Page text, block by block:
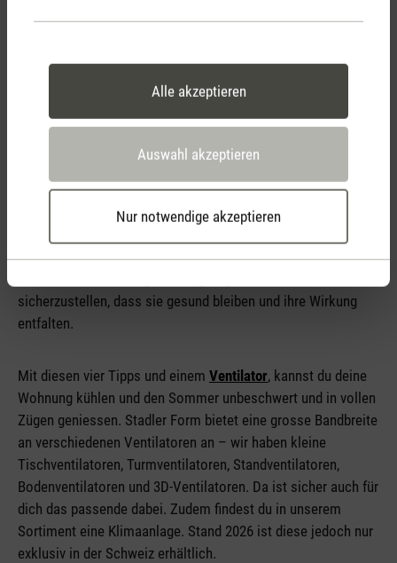
Alle akzeptieren
Auswahl akzeptieren
Nur notwendige akzeptieren
Pflanzen tragen nicht nur zur Dekoration bei, sondern sie
können auch das Raumklima verbessern. Einige Pflanzen
sind dafür bekannt, einen kühlenden Effekt zu haben, wie
daher einige Zimmerpflanzen in deiner Wohnung auf. Denke
sicherzustellen, dass sie gesund bleiben und ihre Wirkung
entfalten.
Mit diesen vier Tipps und einem Ventilator, kannst du deine
Wohnung kühlen und den Sommer unbeschwert und in vollen
Zügen geniessen. Stadler Form bietet eine grosse Bandbreite
an verschiedenen Ventilatoren an – wir haben kleine
Tischventilatoren, Turmventilatoren, Standventilatoren,
Bodenventilatoren und 3D-Ventilatoren. Da ist sicher auch für
dich das passende dabei. Zudem findest du in unserem
Sortiment eine Klimaanlage. Stand 2026 ist diese jedoch nur
exklusiv in der Schweiz erhältlich.